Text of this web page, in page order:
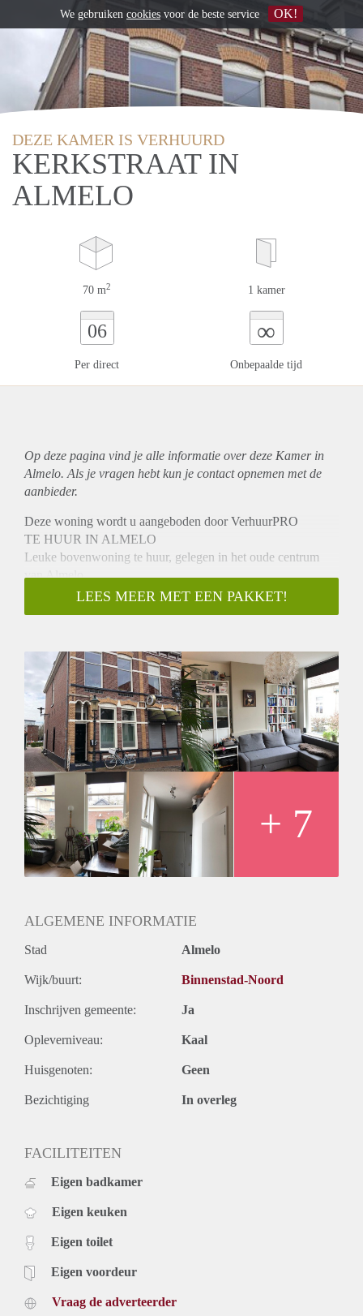
DEZE KAMER IS VERHUURD
KERKSTRAAT IN
ALMELO
70 m2 1 kamer
06
Per direct
∞
Onbepaalde tijd
Op deze pagina vind je alle informatie over deze Kamer in
Almelo. Als je vragen hebt kun je contact opnemen met de
aanbieder.
Deze woning wordt u aangeboden door VerhuurPRO
TE HUUR IN ALMELO
Leuke bovenwoning te huur, gelegen in het oude centrum
van Almelo.
INDELING:
Gezamenlijke entree, trappenhuis met eigen voordeur die
Beneden bevindt zich de gezamenlijke berging.
BIJZONDERHEDEN:
- Beschikbaar per direct
- Huurprijs € 850,- excl. g/w/e
- Voorschot g/w/e € 250,00 per maand excl. internet
- Waarborgsom 1 maand huur
- Minimale huurtermijn 12 maanden
- Huisdieren niet toegestaan
Geïnteresseerd? Schrijf u in op www.verhuurpro.nl en stuur
een mail naar almelo@verhuurpro.nl.
Deze advertentie op internet en op Facebook is slechts ter
informatie en dus geheel vrijblijvend. Aan eventuele
onjuistheden kunnen geen rechten worden ontleend.
LEES MEER MET EEN PAKKET!
+ 7
ALGEMENE INFORMATIE
Stad Almelo
Wijk/buurt: Binnenstad-Noord
Inschrijven gemeente: Ja
Opleverniveau: Kaal
Huisgenoten: Geen
Bezichtiging In overleg
FACILITEITEN
Eigen badkamer
Eigen keuken
Eigen toilet
Eigen voordeur
Vraag de adverteerder
We gebruiken cookies voor de beste service OK!